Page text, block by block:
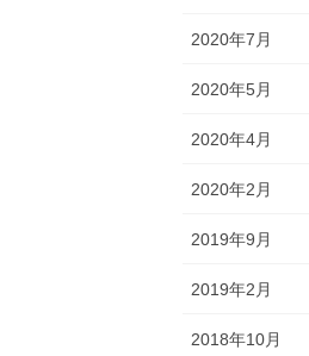
2020年7月
2020年5月
2020年4月
2020年2月
2019年9月
2019年2月
2018年10月